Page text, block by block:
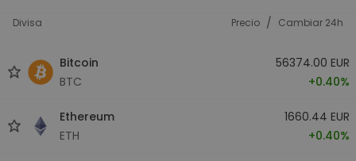
Divisa Precio / Cambiar 24h
Bitcoin
BTC
56374.00 EUR
+0.40%
Ethereum
ETH
1660.44 EUR
+0.40%